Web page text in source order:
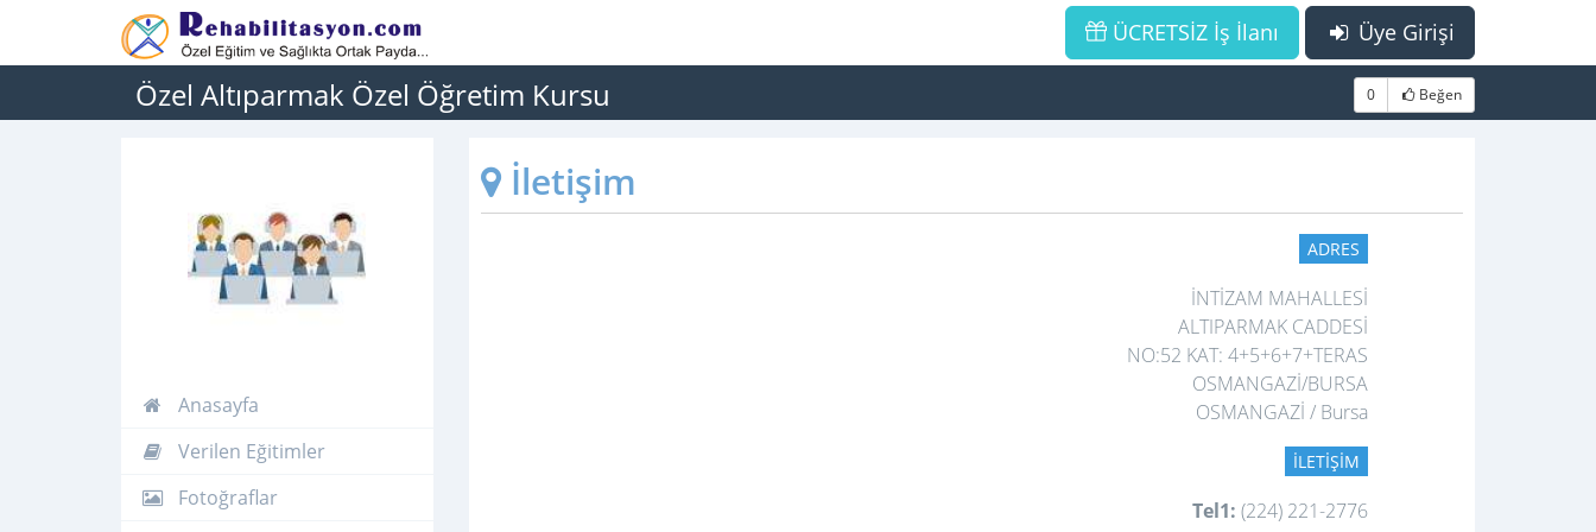
Üye Girişi
ÜCRETSİZ İş İlanı
Özel Altıparmak Özel Öğretim Kursu 0 Beğen
Anasayfa
Verilen Eğitimler
Fotoğraflar
İletişim
ADRES
İNTİZAM MAHALLESİ
ALTIPARMAK CADDESİ
NO:52 KAT: 4+5+6+7+TERAS
OSMANGAZİ/BURSA
OSMANGAZİ / Bursa
İLETIŞIM
Tel1: (224) 221-2776